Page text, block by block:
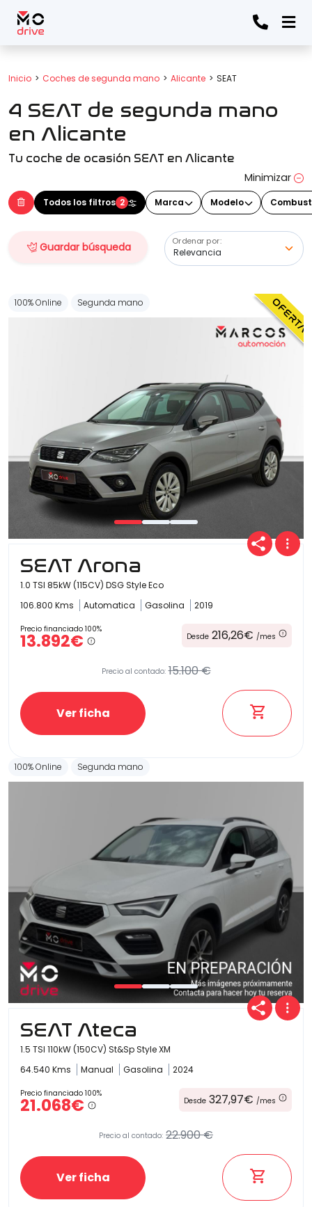
Inicio Coches de segunda mano Alicante SEAT
4 SEAT de segunda mano
en Alicante
Tu coche de ocasión SEAT en Alicante
Minimizar
Todos los filtros 2 Marca Modelo
Guardar búsqueda Ordenar por:
Todos los filtros
Marca
(Elige una o varias marcas)
(Elige uno o varios modelos)
Precio
Año
Kilómetros
Combustible
(Elige una o varias opciones)
Etiqueta medioambiental
Transmisión
Carrocería
100% Online Segunda mano
SEAT Arona
1.0 TSI 85kW (115CV) DSG Style Eco
106.800 Kms
Automatica Gasolina 2019
Precio financiado 100%
13.892€ Desde 216,26€ /mes
Precio al contado: 15.100 €
Ver ficha
100% Online Segunda mano
SEAT Ateca
1.5 TSI 110kW (150CV) St&Sp Style XM
64.540 Kms
Manual Gasolina 2024
Precio financiado 100%
21.068€ Desde 327,97€ /mes
Precio al contado: 22.900 €
Ver ficha